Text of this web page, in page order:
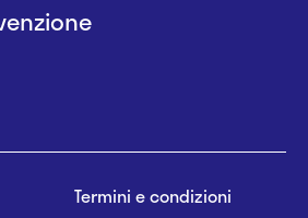
Termini e condizioni